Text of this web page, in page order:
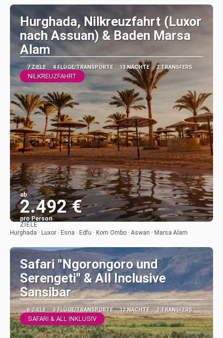
Hurghada, Nilkreuzfahrt (Luxor
nach Assuan) & Baden Marsa
Alam
7 ZIELE 4 FLÜGE/TRANSPORTE 13 NÄCHTE 2 TRANSFERS
NILKREUZFAHRT
ab
2.492 €
pro Person
Sehen
ZIELE
Hurghada · Luxor · Esna · Edfu · Kom Ombo · Aswan · Marsa Alam
Safari "Ngorongoro und
Serengeti" & All Inclusive
Sansibar
6 ZIELE 3 FLÜGE/TRANSPORTE 12 NÄCHTE 2 TRANSFERS
SAFARI & ALL INKLUSIV